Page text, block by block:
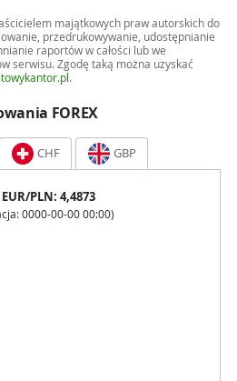
majątkowych praw autorskich do
przedrukowywanie, udostępnianie
raportów w całości lub we
serwisu. Zgodę taką można uzyskać
.
FOREX
CHF GBP
EUR/PLN: 4,4873
0000-00-00 00:00)